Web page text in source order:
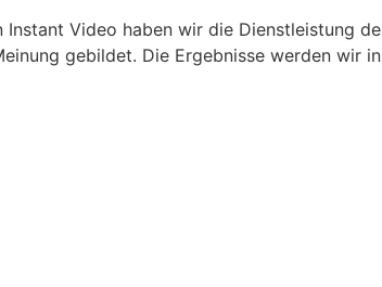
Video haben wir die Dienstleistung
gebildet. Die Ergebnisse werden wir